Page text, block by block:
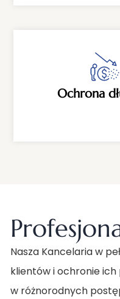
Ochrona
Nasza Kancelaria w
klientów i ochronie
w różnorodnych